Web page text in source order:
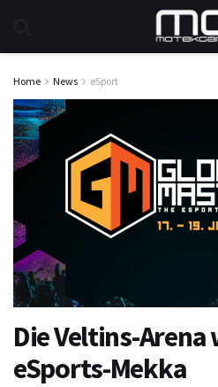
Home News eSport
Die Veltins-
eSports-Mekka